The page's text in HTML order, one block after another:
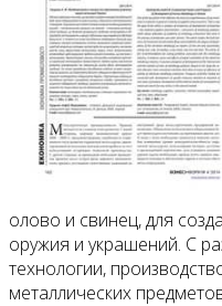
олово и свинец, для
оружия и украшений. С
технологии,
металлических